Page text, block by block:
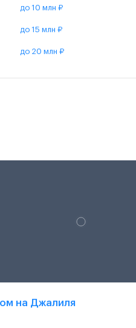
до 10 млн ₽
до 15 млн ₽
до 20 млн ₽
на Джалиля